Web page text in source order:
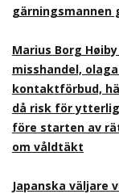
gärningsmannen
Marius Borg
misshandel,
kontaktförbud,
då risk för
före starten av
om våldtäkt
Japanska väljare